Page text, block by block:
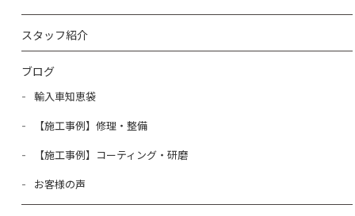
スタッフ紹介
ブログ
輸入車知恵袋
【施工事例】修理・整備
【施工事例】コーティング・研磨
お客様の声